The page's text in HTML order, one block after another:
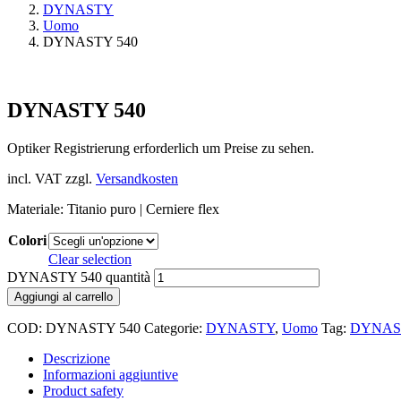
DYNASTY
Uomo
DYNASTY 540
DYNASTY 540
Optiker Registrierung erforderlich um Preise zu sehen.
incl. VAT zzgl. Versandkosten
Materiale: Titanio puro | Cerniere flex
Colori
Clear selection
DYNASTY 540 quantità
Aggiungi al carrello
COD: DYNASTY 540 Categorie: DYNASTY, Uomo Tag:
Descrizione
Informazioni aggiuntive
Product safety